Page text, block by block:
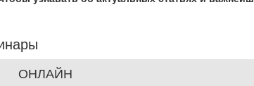
ОНЛАЙН